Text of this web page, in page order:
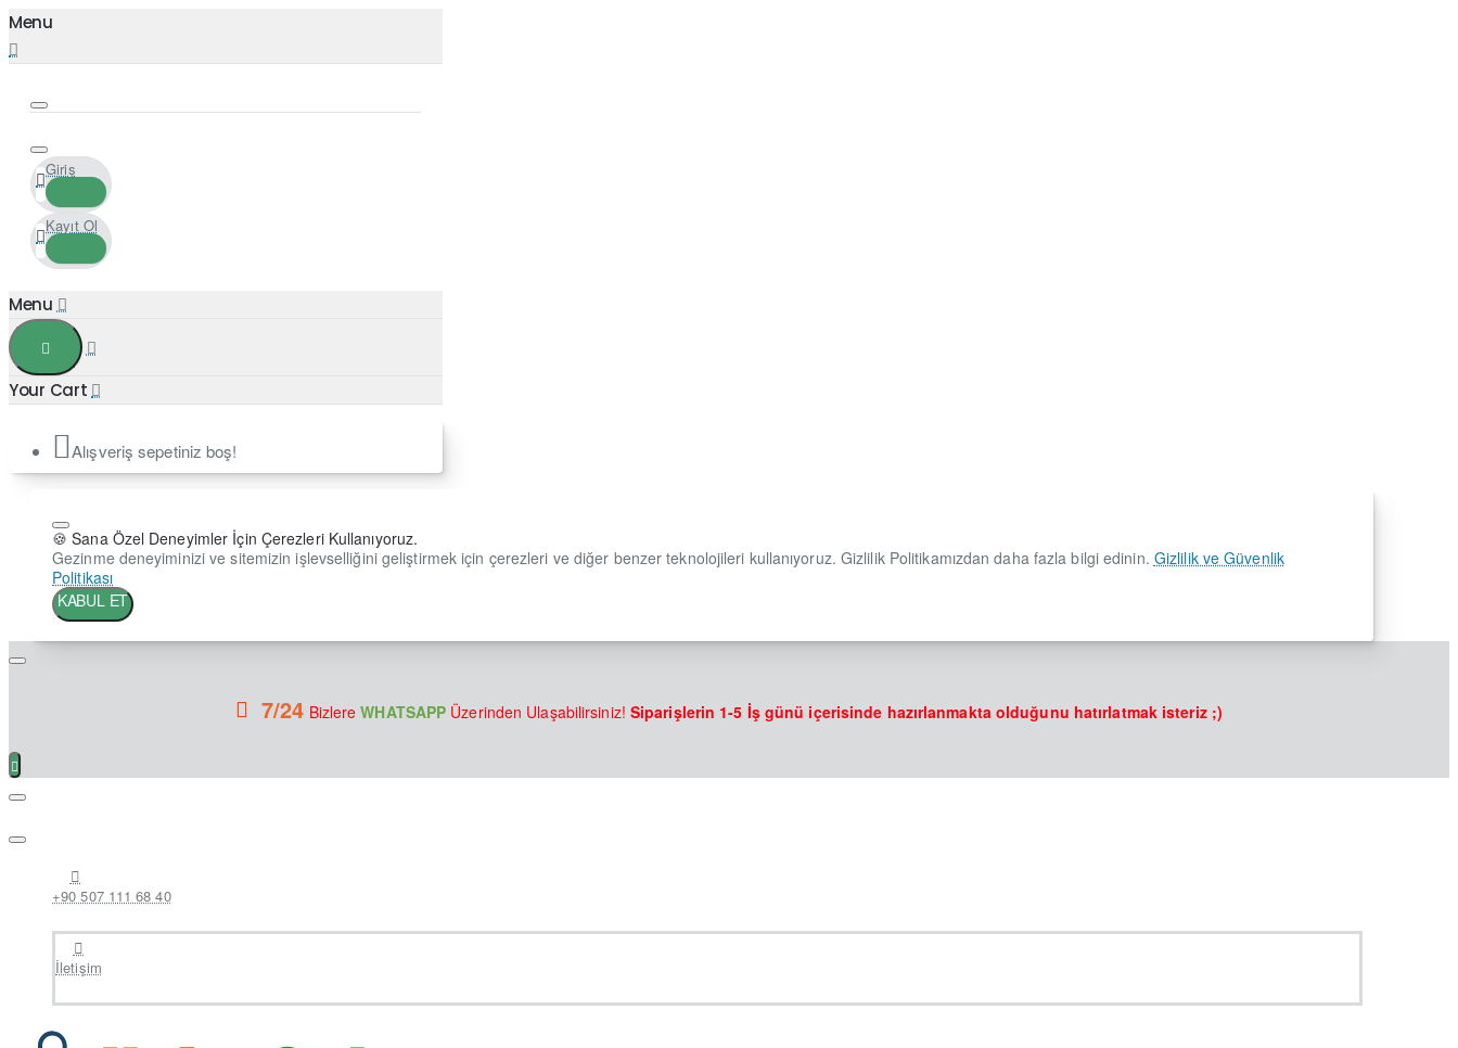
Giriş
Kayıt Ol
Alışveriş sepetiniz boş!
🍪 Sana Özel Deneyimler İçin Çerezleri Kullanıyoruz.
Gezinme deneyiminizi ve sitemizin işlevselliğini geliştirmek için çerezleri ve diğer benzer teknolojileri kullanıyoruz. Gizlilik Politikamızdan daha fazla bilgi edinin. Gizlilik ve Güvenlik
Politikası
KABUL ET
7/24 BizlereWHATSAPP Üzerinden Ulaşabilirsiniz! Siparişlerin 1-5 İş günü içerisinde hazırlanmakta olduğunu hatırlatmak isteriz ;)
+90 507 111 68 40
İletişim